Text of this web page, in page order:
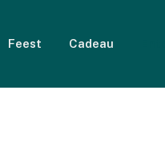
Feest Cadeau